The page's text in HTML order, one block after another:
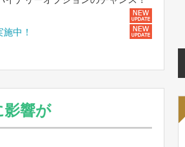
中！
影響が